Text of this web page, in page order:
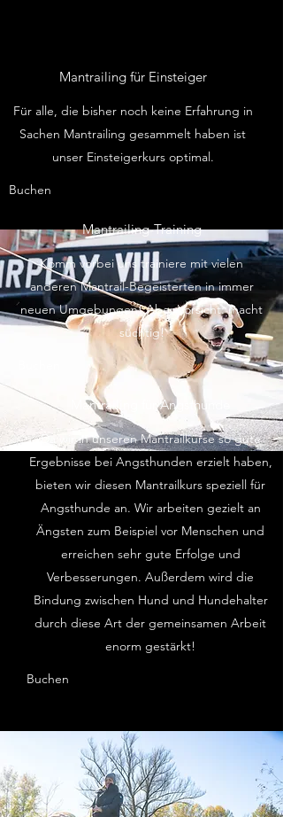
Mantrailing für Einsteiger
Für alle, die bisher noch keine Erfahrung in
Sachen Mantrailing gesammelt haben ist
unser Einsteigerkurs optimal.
Buchen
Mantrailing-Training
Komm vorbei uns trainiere mit vielen
anderen Mantrail-Begeisterten in immer
neuen Umgebungen! Aber Vorsicht: macht
süchtig!
Mantrailing für Angsthunde
Da wir in unseren Mantrailkurse so gute
Ergebnisse bei Angsthunden erzielt haben,
bieten wir diesen Mantrailkurs speziell für
Angsthunde an. Wir arbeiten gezielt an
Ängsten zum Beispiel vor Menschen und
erreichen sehr gute Erfolge und
Verbesserungen. Außerdem wird die
Bindung zwischen Hund und Hundehalter
durch diese Art der gemeinsamen Arbeit
enorm gestärkt!
Buchen